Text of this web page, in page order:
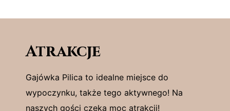
Atrakcje
Gajówka Pilica to idealne miejsce do
wypoczynku, także tego aktywnego! Na
naszych gości czeka moc atrakcji!